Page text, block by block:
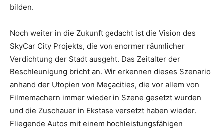
bilden.
Noch weiter in die Zukunft gedacht ist die Vision des
SkyCar City Projekts, die von enormer räumlicher
Verdichtung der Stadt ausgeht. Das Zeitalter der
Beschleunigung bricht an. Wir erkennen dieses Szenario
anhand der Utopien von Megacities, die vor allem von
Filmemachern immer wieder in Szene gesetzt wurden
und die Zuschauer in Ekstase versetzt haben wieder.
Fliegende Autos mit einem hochleistungsfähigen